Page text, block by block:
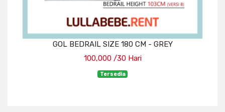
GOL BEDRAIL SIZE 180 CM - GREY
100,000 /30 Hari
Tersedia